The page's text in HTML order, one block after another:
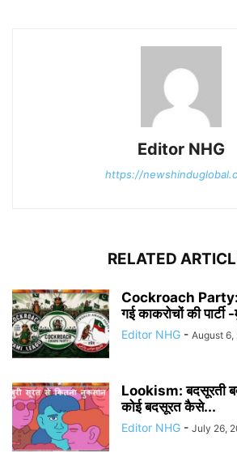
Editor NHG
https://
RELATED
Cockroach Party:
गई काकरोचों की
Editor NHG - August 6,
Lookism: बदसूरती
कोई बदसूरत कैसे...
Editor NHG - July 26,